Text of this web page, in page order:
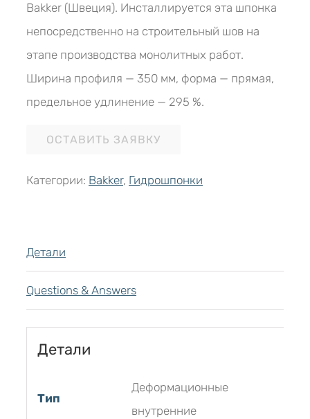
Bakker (Швеция). Инсталлируется эта шпонка
непосредственно на строительный шов на
этапе производства монолитных работ.
Ширина профиля — 350 мм, форма — прямая,
предельное удлинение — 295 %.
ОСТАВИТЬ ЗАЯВКУ
Категории: Bakker, Гидрошпонки
Детали
Questions & Answers
Детали
Тип
Деформационные
внутренние